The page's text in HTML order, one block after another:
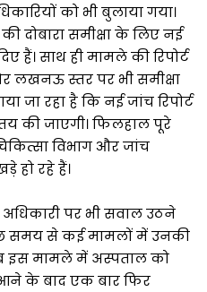
को भी बुलाया गया।
दोबारा समीक्षा के लिए नई
हैं। साथ ही मामले की रिपोर्ट
लखनऊ स्तर पर भी समीक्षा
जा रहा है कि नई जांच रिपोर्ट
की जाएगी। फिलहाल पूरे
विभाग और जांच
हो रहे हैं।
पर भी सवाल उठने
समय से कई मामलों में उनकी
इस मामले में अस्पताल को
आने के बाद एक बार फिर